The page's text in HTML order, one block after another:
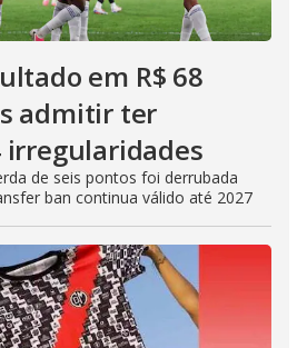
em R$ 68
admitir ter
irregularidades
de seis pontos foi derrubada
ban continua válido até 2027